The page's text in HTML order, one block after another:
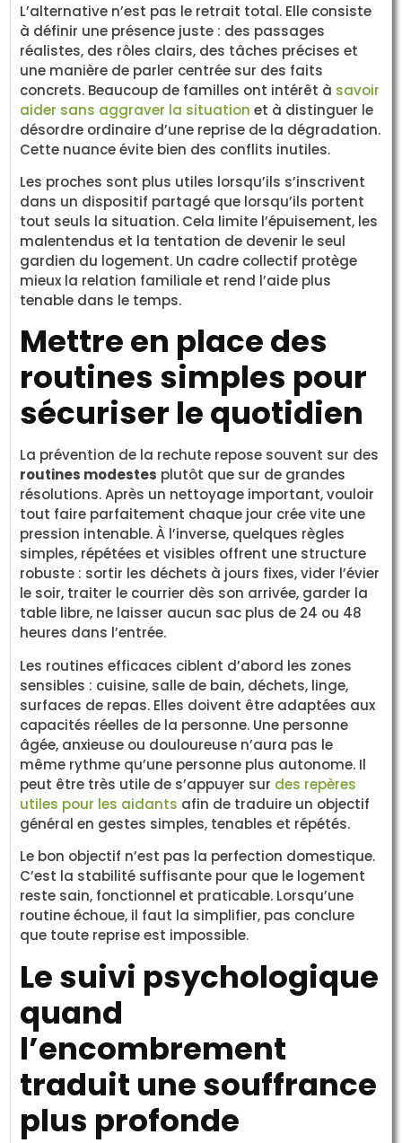
L’alternative n’est pas le retrait total. Elle consiste
à définir une présence juste : des passages
réalistes, des rôles clairs, des tâches précises et
une manière de parler centrée sur des faits
concrets. Beaucoup de familles ont intérêt à savoir
aider sans aggraver la situation et à distinguer le
désordre ordinaire d’une reprise de la dégradation.
Cette nuance évite bien des conflits inutiles.
Les proches sont plus utiles lorsqu’ils s’inscrivent
dans un dispositif partagé que lorsqu’ils portent
tout seuls la situation. Cela limite l’épuisement, les
malentendus et la tentation de devenir le seul
gardien du logement. Un cadre collectif protège
mieux la relation familiale et rend l’aide plus
tenable dans le temps.
Mettre en place des
routines simples pour
sécuriser le quotidien
La prévention de la rechute repose souvent sur des
routines modestes plutôt que sur de grandes
résolutions. Après un nettoyage important, vouloir
tout faire parfaitement chaque jour crée vite une
pression intenable. À l’inverse, quelques règles
simples, répétées et visibles offrent une structure
robuste : sortir les déchets à jours fixes, vider l’évier
le soir, traiter le courrier dès son arrivée, garder la
table libre, ne laisser aucun sac plus de 24 ou 48
heures dans l’entrée.
Les routines efficaces ciblent d’abord les zones
sensibles : cuisine, salle de bain, déchets, linge,
surfaces de repas. Elles doivent être adaptées aux
capacités réelles de la personne. Une personne
âgée, anxieuse ou douloureuse n’aura pas le
même rythme qu’une personne plus autonome. Il
peut être très utile de s’appuyer sur des repères
utiles pour les aidants afin de traduire un objectif
général en gestes simples, tenables et répétés.
Le bon objectif n’est pas la perfection domestique.
C’est la stabilité suffisante pour que le logement
reste sain, fonctionnel et praticable. Lorsqu’une
routine échoue, il faut la simplifier, pas conclure
que toute reprise est impossible.
Le suivi psychologique
quand
l’encombrement
traduit une souffrance
plus profonde